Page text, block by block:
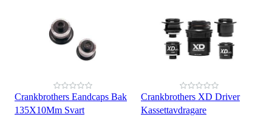
Crankbrothers Eandcaps Bak
135X10Mm Svart
Crankbrothers XD Driver
Kassettavdragare